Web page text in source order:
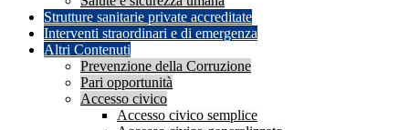
Strutture sanitarie private accreditate
Interventi straordinari e di emergenza
Altri Contenuti
Prevenzione della Corruzione
Pari opportunità
Accesso civico
Accesso civico semplice